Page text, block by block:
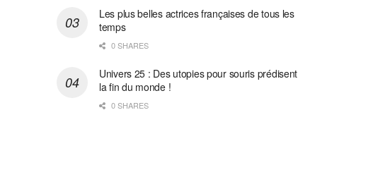
Les plus belles actrices françaises de tous les
temps
0 SHARES
Univers 25 : Des utopies pour souris prédisent
la fin du monde !
0 SHARES